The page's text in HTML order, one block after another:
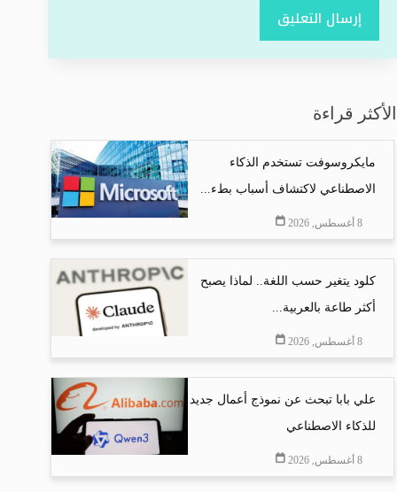
إرسال التعليق
الأكثر قراءة
مايكروسوفت تستخدم الذكاء
الاصطناعي لاكتشاف أسباب بطء...
8 أغسطس, 2026
كلود يتغير حسب اللغة.. لماذا يصبح
أكثر طاعة بالعربية...
8 أغسطس, 2026
علي بابا تبحث عن نموذج أعمال جديد
للذكاء الاصطناعي
8 أغسطس, 2026